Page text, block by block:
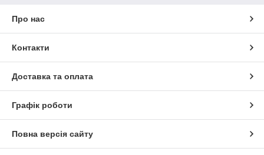
Про нас
Контакти
Доставка та оплата
Графік роботи
Повна версія сайту